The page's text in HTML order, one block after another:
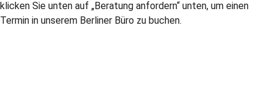
klicken Sie unten auf „Beratung anfordern“ unten, um einen
Termin in unserem Berliner Büro zu buchen.